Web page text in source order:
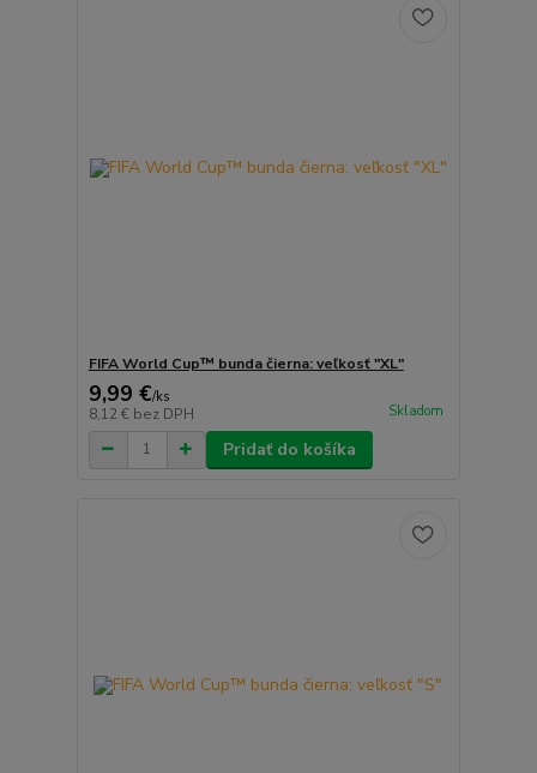
FIFA World Cup™ bunda čierna: veľkosť "XL"
9,99 €/ks
8,12 € bez DPH Skladom
Pridať do košíka